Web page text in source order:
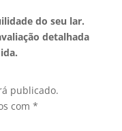
do seu lar.
detalhada
publicado.
com *